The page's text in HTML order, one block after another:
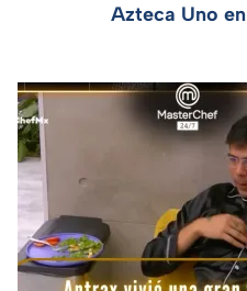
Azteca Uno